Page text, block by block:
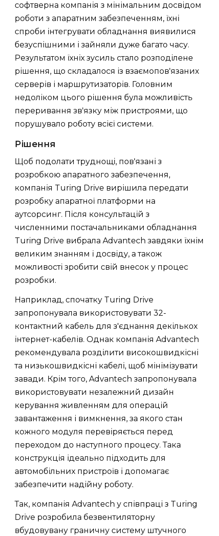
софтверна компанія з мінімальним досвідом
роботи з апаратним забезпеченням, їхні
спроби інтегрувати обладнання виявилися
безуспішними і зайняли дуже багато часу.
Результатом їхніх зусиль стало розподілене
рішення, що складалося із взаємопов'язаних
серверів і маршрутизаторів. Головним
недоліком цього рішення була можливість
переривання зв'язку між пристроями, що
порушувало роботу всієї системи.
Рішення
Щоб подолати труднощі, пов'язані з
розробкою апаратного забезпечення,
компанія Turing Drive вирішила передати
розробку апаратної платформи на
аутсорсинг. Після консультацій з
численними постачальниками обладнання
Turing Drive вибрала Advantech завдяки їхнім
великим знанням і досвіду, а також
можливості зробити свій внесок у процес
розробки.
Наприклад, спочатку Turing Drive
запропонувала використовувати 32-
контактний кабель для з'єднання декількох
інтернет-кабелів. Однак компанія Advantech
рекомендувала розділити високошвидкісні
та низькошвидкісні кабелі, щоб мінімізувати
завади. Крім того, Advantech запропонувала
використовувати незалежний дизайн
керування живленням для операцій
завантаження і вимкнення, за якого стан
кожного модуля перевіряється перед
переходом до наступного процесу. Така
конструкція ідеально підходить для
автомобільних пристроїв і допомагає
забезпечити надійну роботу.
Так, компанія Advantech у співпраці з Turing
Drive розробила безвентиляторну
вбудовувану граничну систему штучного